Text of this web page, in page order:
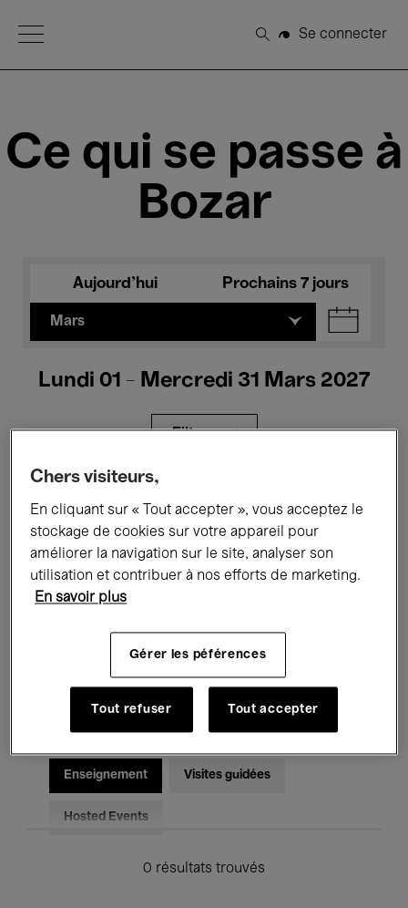
Open Menu
Rechercher
Se connecter
Ce qui se passe à
Bozar
Aujourd'hui Prochains 7 jours
Mars
Lundi 01 - Mercredi 31 Mars 2027
Filtres
Expositions Films Performances
Rencontres & Débats Jazz
Musique électronique
Pour tous Kids’ Palace
Enseignement Visites guidées
Hosted Events
0 résultats trouvés
Chers visiteurs,
En cliquant sur « Tout accepter », vous acceptez le
stockage de cookies sur votre appareil pour
améliorer la navigation sur le site, analyser son
utilisation et contribuer à nos efforts de marketing.
En savoir plus
Gérer les péférences
Tout refuser Tout accepter